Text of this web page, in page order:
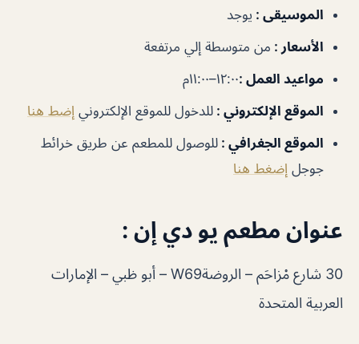
الموسيقى : يوجد
الأسعار : من متوسطة إلي مرتفعة
مواعيد العمل :١٢:٠٠–١١:٠٠م
الموقع الإلكتروني : للدخول للموقع الإلكتروني إضط هنا
الموقع الجغرافي : للوصول للمطعم عن طريق خرائط
جوجل إضغط هنا
عنوان مطعم يو دي إن :
30 شارع مْزاحَم – الروضةW69 – أبو ظبي – الإمارات
العربية المتحدة